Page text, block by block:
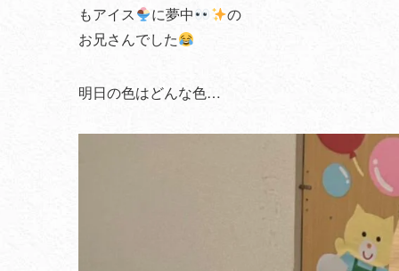
もアイス
に夢中
の
お兄さんでした
明日の色はどんな色…